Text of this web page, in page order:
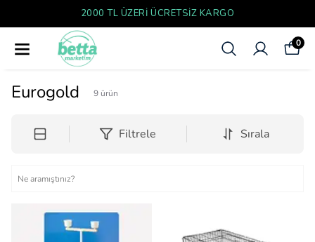
YENI SEZON ÜRÜNLER
0
Eurogold 9 ürün
Filtrele Sırala